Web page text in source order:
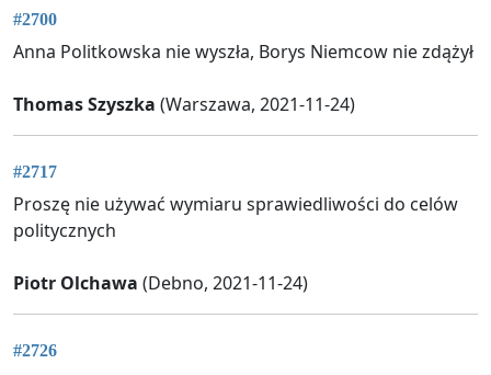
#2700
Anna Politkowska nie wyszła, Borys Niemcow nie zdążył
Thomas Szyszka (Warszawa, 2021-11-24)
#2717
Proszę nie używać wymiaru sprawiedliwości do celów
politycznych
Piotr Olchawa (Debno, 2021-11-24)
#2726